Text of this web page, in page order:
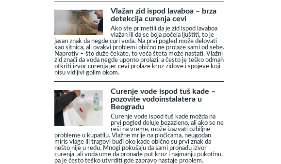
Vlažan zid ispod lavaboa – brza
detekcija curenja cevi
Ako ste primetili da je zid ispod lavaboa
vlažan ili da se boja počela ljuštiti, to je
jasan znak da negde curi voda. Na prvi pogled može delovati
kao sitnica, ali ovakvi problemi obično ne prolaze sami od sebe.
Naprotiv – što duže čekate, to veća šteta može nastati. Vlažni
zid znači da voda negde uporno prolazi, a često je teško odmah
otkriti izvor curenja jer cevi prolaze kroz zidove i spojeve koji
nisu vidljivi golim okom.
Curenje vode ispod tuš kade –
pozovite vodoinstalatera u
Beogradu
Curenje vode ispod tuš kade možda na
prvi pogled deluje bezazleno, ali ako se ne
reši na vreme, može izazvati ozbiljne
probleme u kupatilu. Vlažne mrlje na pločicama, neugodan
miris vlage ili tragovi buđi oko kade obično su prvi znak da
nešto nije u redu. Mnogi pokušaju da sami pronađu izvor
curenja, ali voda ume da pronađe put kroz i najmanju pukotinu,
pa je često teško utvrditi gde zapravo nastaje problem.